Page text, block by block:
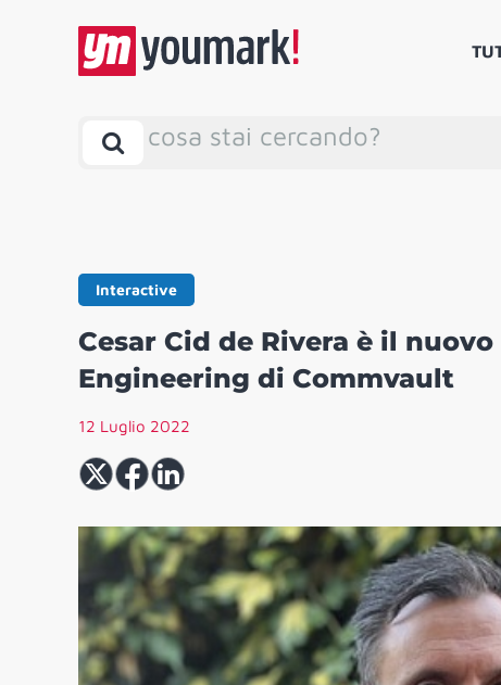
cosa stai cercando?
Interactive
Cesar Cid de Rivera è il
Engineering di Commvault
12 Luglio 2022